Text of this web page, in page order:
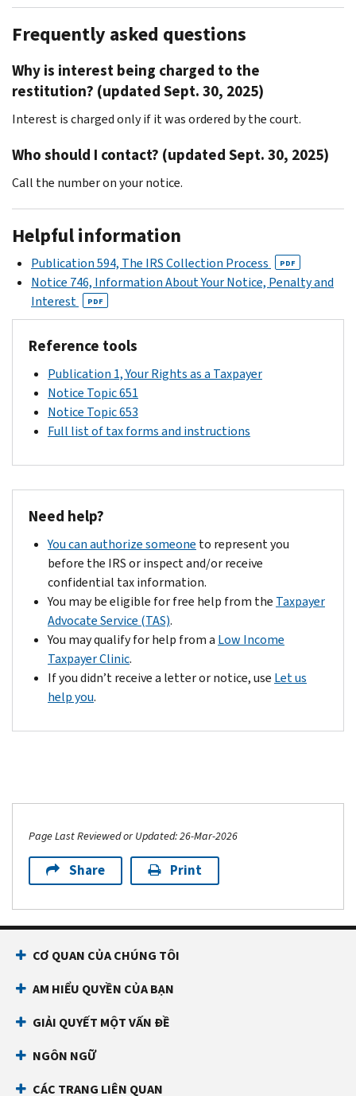
Frequently asked questions
Why is interest being charged to the
restitution? (updated Sept. 30, 2025)
Interest is charged only if it was ordered by the court.
Who should I contact? (updated Sept. 30, 2025)
Call the number on your notice.
Helpful information
Publication 594, The IRS Collection Process PDF
Notice 746, Information About Your Notice, Penalty and
Interest
PDF
Reference tools
Publication 1, Your Rights as a Taxpayer
Notice Topic 651
Notice Topic 653
Full list of tax forms and instructions
Need help?
You can authorize someone to represent you
before the IRS or inspect and/or receive
confidential tax information.
You may be eligible for free help from the Taxpayer
Advocate Service (TAS).
You may qualify for help from a Low Income
Taxpayer Clinic.
If you didn’t receive a letter or notice, use Let us
help you.
Page Last Reviewed or Updated: 26-Mar-2026
Share Print
CƠ QUAN CỦA CHÚNG TÔI
AM HIỂU QUYỀN CỦA BẠN
GIẢI QUYẾT MỘT VẤN ĐỀ
NGÔN NGỮ
CÁC TRANG LIÊN QUAN